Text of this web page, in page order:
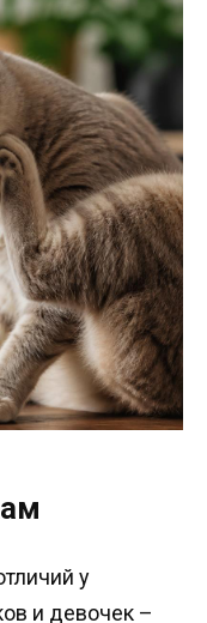
у
и девочек –